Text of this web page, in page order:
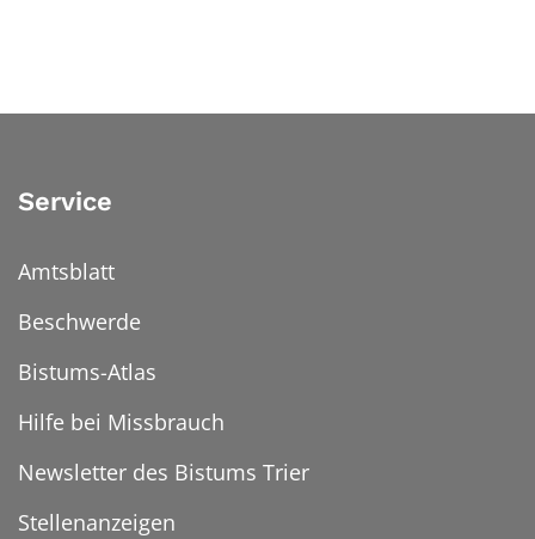
Service
Amtsblatt
Beschwerde
Bistums-Atlas
Hilfe bei Missbrauch
Newsletter des Bistums Trier
Stellenanzeigen